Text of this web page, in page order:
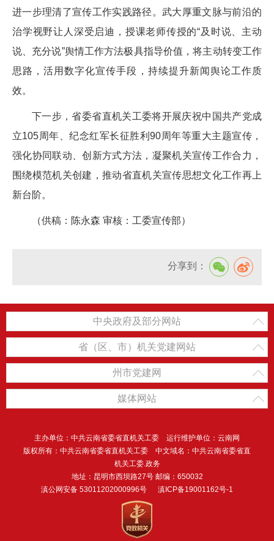
进一步理清了宣传工作实践路径。武大厚重文脉与前沿的
治学视野让人深受启迪，授课老师传授的“及时说、主动
说、充分说”舆情工作方法极具指导价值，将主动转变工作
思路，活用数字化宣传手段，持续提升新闻舆论工作质
效。
下一步，省委省直机关工委将开展庆祝中国共产党成
立105周年、纪念红军长征胜利90周年等重大主题宣传，
强化协同联动、创新方式方法，凝聚机关宣传工作合力，
围绕模范机关创建，推动省直机关宣传思想文化工作再上
新台阶。
（供稿：陈永森 审核：工委宣传部）
分享到：
中央政府及部分网站
省（区、市）机关党建网站
州市党建网
媒体网站
主办单位：中共云南省委省直机关工委 运行维护单位：云南网
版权所有：中共云南省委省直机关工委 中文域名：中共云南省委省直
机关工委.政务
地址：昆明市西坝路27号 邮编：650032
滇公网安备 53011202000996号
滇ICP备19001162号-1